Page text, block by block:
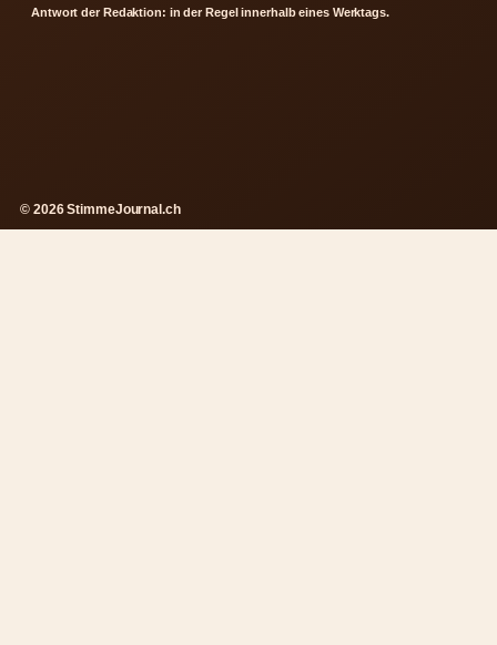
Antwort der Redaktion: in der Regel innerhalb eines Werktags.
© 2026 StimmeJournal.ch